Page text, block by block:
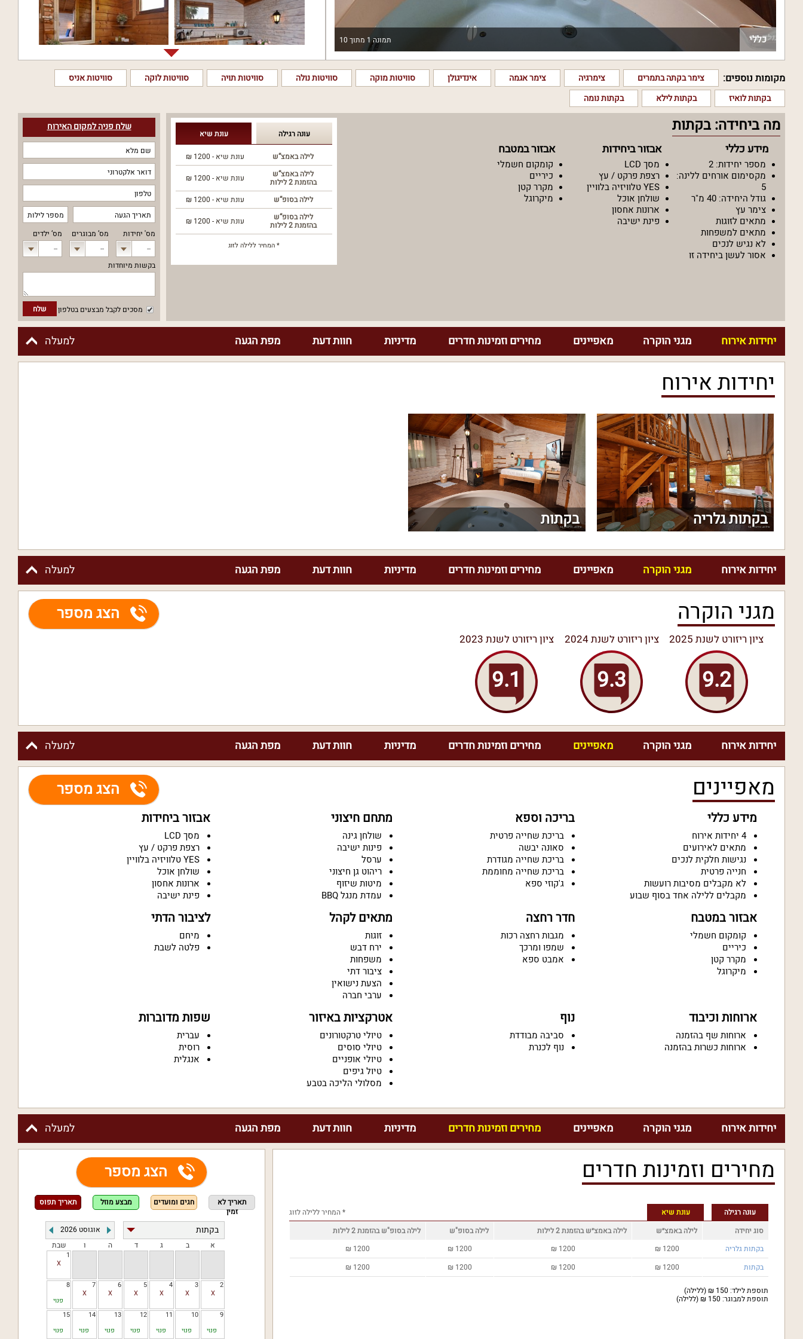
תמונה1 מתוך 10 כללי
מקומות נוספים: צימר בקתה בתמרים צימרגיה צימר אגמה אינדיגולן סוויטות מוקה סוויטות נולה סוויטות תויה סוויטות לוקה
סוויטות אניס
בקתות לואיז
בקתות לילא בקתות נומה
שלח פניה למקום האירוח
מס‘ ילדים
--
מס‘ מבוגרים
--
מס' יחידות
--
בקשות מיוחדות
שלח מסכים לקבל מבצעים בטלפון
עונת שיא עונה רגילה
לילה באמצ“ש עונת שיא - 1200
₪
לילה באמצ“ש
בהזמנת 2 לילות עונת שיא - 1200
₪
לילה בסופ“ש
עונת שיא - 1200
₪
לילה בסופ“ש
בהזמנת 2 לילות עונת שיא - 1200
₪
* המחיר ללילה לזוג
מה ביחידה: בקתות
מידע כללי
מספר יחידות: 2
מקסימום אורחים ללינה:
5
גודל היחידה: 40 מ"ר
צימר עץ
מתאים לזוגות
מתאים למשפחות
לא נגיש לנכים
אסור לעשן ביחידה זו
אבזור ביחידות
מסך LCD
רצפת פרקט / עץ
YES טלוויזיה בלוויין
שולחן אוכל
ארונות אחסון
פינת ישיבה
אבזור במטבח
קומקום חשמלי
כיריים
מקרר קטן
מיקרוגל
למעלה יחידות אירוח מגני הוקרה מאפיינים מחירים וזמינות חדרים מדיניות חוות דעת מפת הגעה
יחידות אירוח
בקתות גלריה בקתות
למעלה יחידות אירוח מגני הוקרה מאפיינים מחירים וזמינות חדרים מדיניות חוות דעת מפת הגעה
מגני הוקרה הצג מספר
ציון ריזורט לשנת 2025
9.2
ציון ריזורט לשנת 2024
9.3
ציון ריזורט לשנת 2023
9.1
למעלה יחידות אירוח מגני הוקרה מאפיינים מחירים וזמינות חדרים מדיניות חוות דעת מפת הגעה
מאפיינים הצג מספר
מידע כללי
4 יחידות אירוח
מתאים לאירועים
נגישות חלקית לנכים
חנייה פרטית
לא מקבלים מסיבות רועשות
מקבלים ללילה אחד בסוף שבוע
בריכה וספא
בריכת שחייה פרטית
סאונה יבשה
בריכת שחייה מגודרת
בריכת שחייה מחוממת
ג'קוזי ספא
מתחם חיצוני
שולחן גינה
פינות ישיבה
ערסל
ריהוט גן חיצוני
מיטות שיזוף
עמדת מנגל BBQ
אבזור ביחידות
מסך LCD
רצפת פרקט / עץ
YES טלוויזיה בלוויין
שולחן אוכל
ארונות אחסון
פינת ישיבה
אבזור במטבח
קומקום חשמלי
כיריים
מקרר קטן
מיקרוגל
חדר רחצה
מגבות רחצה רכות
שמפו ומרכך
אמבט ספא
מתאים לקהל
זוגות
ירח דבש
משפחות
ציבור דתי
הצעת נישואין
ערבי חברה
לציבור הדתי
מיחם
פלטה לשבת
ארוחות וכיבוד
ארוחות שף בהזמנה
ארוחות כשרות בהזמנה
נוף
סביבה מבודדת
נוף לכנרת
אטרקציות באיזור
טיולי טרקטורונים
טיולי סוסים
טיולי אופניים
טיול גיפים
מסלולי הליכה בטבע
שפות מדוברות
עברית
רוסית
אנגלית
למעלה יחידות אירוח מגני הוקרה מאפיינים מחירים וזמינות חדרים מדיניות חוות דעת מפת הגעה
הצג מספר
תאריך לא
זמין
חגים ומועדים מבצע מוזל תאריך תפוס
אוגוסט 2026
א
ב ג ד ה ו שבת
1
2
3
4
5
6
7
8
פנוי
9
פנוי
10
פנוי
11
פנוי
12
פנוי
13
פנוי
14
פנוי
15
פנוי
מחירים וזמינות חדרים
עונה רגילה עונת שיא
* המחיר ללילה לזוג
סוג יחידה
לילה באמצ״ש לילה באמצ״ש בהזמנת 2 לילות לילה בסופ"ש
לילה בסופ"ש בהזמנת 2 לילות
בקתות גלריה
1200
₪
1200
₪
1200
₪
1200
₪
בקתות
1200
₪
1200
₪
1200
₪
1200
₪
תוספת לילד: 150 ₪ (ללילה)
תוספת למבוגר: 150 ₪ (ללילה)